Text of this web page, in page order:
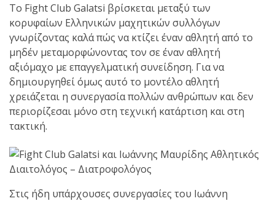
Νέα
επίσημα T-
shirts του
Ιωάννη
Θεοφάνους
με την υποστήριξη της
Sejoy Hellas.
Οι αθλητές
του Fight
Club Galatsi
Το Fight Club Galatsi βρίσκεται μεταξύ των
κορυφαίων Ελληνικών μαχητικών συλλόγων
γνωρίζοντας καλά πώς να κτίζει έναν αθλητή από το
μηδέν μεταμορφώνοντας τον σε έναν αθλητή
αξιόμαχο με επαγγελματική συνείδηση. Για να
δημιουργηθεί όμως αυτό το μοντέλο αθλητή
χρειάζεται η συνεργασία πολλών ανθρώπων και δεν
περιορίζεσαι μόνο στη τεχνική κατάρτιση και στη
τακτική.
Στις ήδη υπάρχουσες συνεργασίες του Ιωάννη